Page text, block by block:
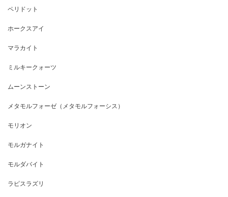
ペリドット
ホークスアイ
マラカイト
ミルキークォーツ
ムーンストーン
メタモルフォーゼ（メタモルフォーシス）
モリオン
モルガナイト
モルダバイト
ラピスラズリ